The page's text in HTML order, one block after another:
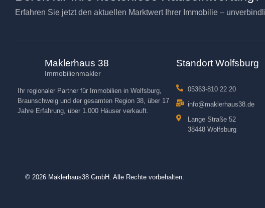
Erfahren Sie jetzt den aktuellen Marktwert Ihrer Immobilie –
Maklerhaus 38
Immobilienmakler
Ihr regionaler Partner für Immobilien in Wolfsburg,
Braunschweig und der gesamten Region 38, über 17
Jahre Erfahrung, über 1.000 Häuser verkauft.
Standort Wolfsburg
05363-810 22 20
info@maklerhaus38.de
Lange Straße 52
38448 Wolfsburg
© 2026 Maklerhaus38 GmbH. Alle Rechte vorbehalten.